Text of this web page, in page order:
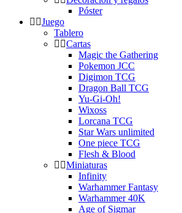
Póster
Juego
Tablero
Cartas
Magic the Gathering
Pokemon JCC
Digimon TCG
Dragon Ball TCG
Yu-Gi-Oh!
Wixoss
Lorcana TCG
Star Wars unlimited
One piece TCG
Flesh & Blood
Miniaturas
Infinity
Warhammer Fantasy
Warhammer 40K
Age of Sigmar